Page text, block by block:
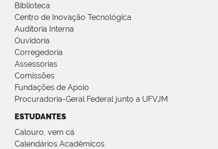
Biblioteca
Centro de Inovação Tecnológica
Auditoria Interna
Ouvidoria
Corregedoria
Assessorias
Comissões
Fundações de Apoio
Procuradoria-Geral Federal junto a UFVJM
ESTUDANTES
Calouro, vem cá
Calendários Acadêmicos